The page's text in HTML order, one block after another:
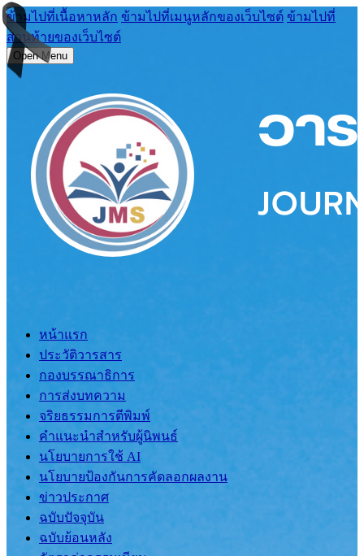
ข้ามไปที่เนื้อหาหลัก ข้ามไปที่เมนูหลักของเว็บไซต์ ข้ามไปที่
ส่วนท้ายของเว็บไซต์
Open Menu
หน้าแรก
ประวัติวารสาร
กองบรรณาธิการ
การส่งบทความ
จริยธรรมการตีพิมพ์
คำแนะนำสำหรับผู้นิพนธ์
นโยบายการใช้ AI
นโยบายป้องกันการคัดลอกผลงาน
ข่าวประกาศ
ฉบับปัจจุบัน
ฉบับย้อนหลัง